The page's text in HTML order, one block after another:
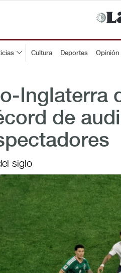
Cultura Deportes Opinión
Inglaterra
de
siglo